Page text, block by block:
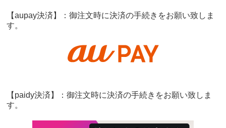
【aupay決済】：御注文時に決済の手続きをお願い致しま
す。
【paidy決済】：御注文時に決済の手続きをお願い致しま
す。